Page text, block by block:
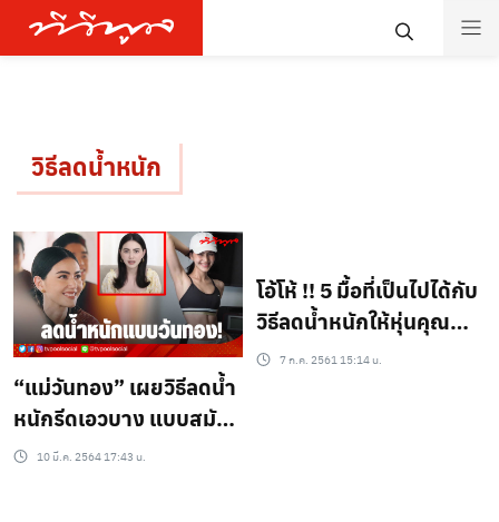
วิธีลดน้ำหนัก
“แม่วันทอง” เผยวิธีลดน้ำ
หนักรีดเอวบาง แบบสมัย
รัตนโกสินทร์ ง่ายมาก !
10 มี.ค. 2564 17:43 น.
โอ้โห้ !! 5 มื้อที่เป็นไปได้กับ
วิธีลดน้ำหนักให้หุ่นคุณ
กลับมาผอมเพียว
7 ก.ค. 2561 15:14 น.